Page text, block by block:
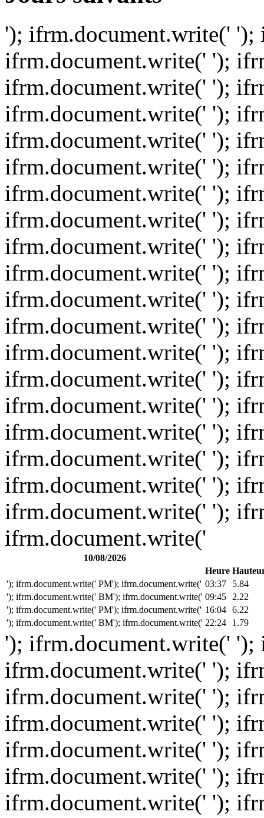
'); ifrm.document.write('
ifrm.document.write(' ');
ifrm.document.write(' ');
ifrm.document.write(' ');
ifrm.document.write(' ');
ifrm.document.write(' ');
ifrm.document.write(' ');
ifrm.document.write(' ');
ifrm.document.write(' ');
ifrm.document.write(' ');
ifrm.document.write(' ');
ifrm.document.write(' ');
ifrm.document.write(' ');
ifrm.document.write(' ');
ifrm.document.write(' ');
ifrm.document.write(' ');
ifrm.document.write(' ');
ifrm.document.write(' ');
ifrm.document.write(' ');
ifrm.document.write('
10/08/2026
Heure
'); ifrm.document.write(' PM'); ifrm.document.write(' 03:37
5.84
'); ifrm.document.write(' BM'); ifrm.document.write(' 09:45
2.22
'); ifrm.document.write(' PM'); ifrm.document.write(' 16:04 6.22
'); ifrm.document.write(' BM'); ifrm.document.write(' 22:24 1.79
'); ifrm.document.write('
ifrm.document.write(' ');
ifrm.document.write(' ');
ifrm.document.write(' ');
ifrm.document.write(' ');
ifrm.document.write(' ');
ifrm.document.write(' ');